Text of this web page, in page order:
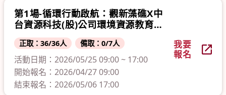
第1場-循環行動啟航：觀新藻礁X中
台資源科技(股)公司環境資源教育中
心
正取：36/36人 備取：0/7人
活動日期：2026/05/25 09:00 ~ 17:00
開始報名：2026/04/27 09:00
結束報名：2026/05/06 17:00
我要
報名